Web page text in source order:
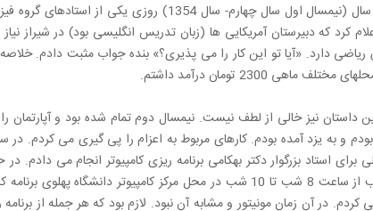
در آن سال (نیمسال اول سال چهارم- سال 1354) روزی یکی از استادهای
کرد که دبیرستان آمریکایی ها (زبان تدریس انگلیسی بود) در شیراز
دارد. «آیا تو این کار را می پذیری؟» بنده جواب مثبت دادم.
مختلف ماهی 2300 تومان درآمد داشتم.
داستان نیز خالی از لطف نیست. نیمسال دوم تمام شده بود و آپارتمان
و به یزد آمده بودم. کارهای مربوط به اعزام را پی گیری می کردم. در
برای استاد بزرگوار دکتر بهکامی برنامه ریزی کامپیوتر انجام می دادم.
هر شب از ساعت 8 شب تا 10 شب در محل مرکز کامپیوتر دانشگاه پهلوی
کردم. در آن زمان مونیتور و مشابه آن نبود. لازم بود که هر جمله از